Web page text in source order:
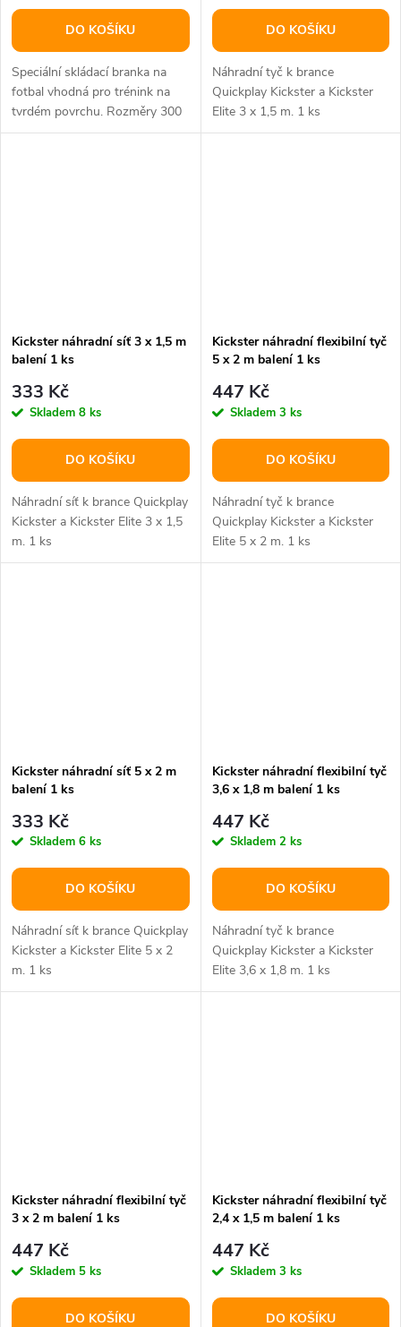
DO KOŠÍKU
Speciální skládací branka na
fotbal vhodná pro trénink na
tvrdém povrchu. Rozměry 300
x 150 cm.
DO KOŠÍKU
Náhradní tyč k brance
Quickplay Kickster a Kickster
Elite 3 x 1,5 m. 1 ks
Kickster náhradní síť 3 x 1,5 m
balení 1 ks
333 Kč
Skladem 8 ks
DO KOŠÍKU
Náhradní síť k brance Quickplay
Kickster a Kickster Elite 3 x 1,5
m. 1 ks
Kickster náhradní flexibilní tyč
5 x 2 m balení 1 ks
447 Kč
Skladem 3 ks
DO KOŠÍKU
Náhradní tyč k brance
Quickplay Kickster a Kickster
Elite 5 x 2 m. 1 ks
Kickster náhradní síť 5 x 2 m
balení 1 ks
333 Kč
Skladem 6 ks
DO KOŠÍKU
Náhradní síť k brance Quickplay
Kickster a Kickster Elite 5 x 2
m. 1 ks
Kickster náhradní flexibilní tyč
3,6 x 1,8 m balení 1 ks
447 Kč
Skladem 2 ks
DO KOŠÍKU
Náhradní tyč k brance
Quickplay Kickster a Kickster
Elite 3,6 x 1,8 m. 1 ks
Kickster náhradní flexibilní tyč
3 x 2 m balení 1 ks
447 Kč
Skladem 5 ks
DO KOŠÍKU
Kickster náhradní flexibilní tyč
2,4 x 1,5 m balení 1 ks
447 Kč
Skladem 3 ks
DO KOŠÍKU